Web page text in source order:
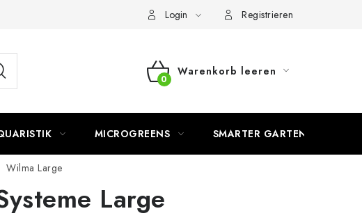
Login Registrieren
WARENKORB
Warenkorb leeren
MICROGREENS SMARTER GARTEN
Wilma Large
Large